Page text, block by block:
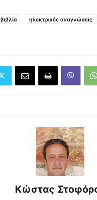
βιβλία ηλεκτρικές αναγνώσεις
Κώστας